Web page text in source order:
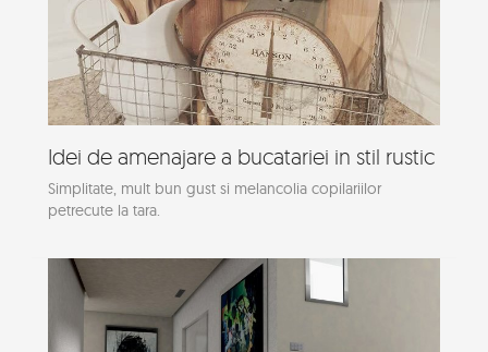
Idei de amenajare a bucatariei in stil rustic
Simplitate, mult bun gust si melancolia copilariilor
petrecute la tara.